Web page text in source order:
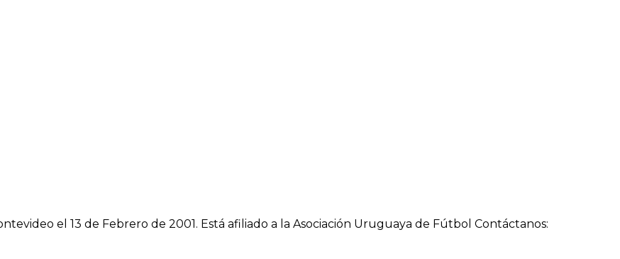
el 13 de Febrero de 2001. Está afiliado a la Asociación Uruguaya de Fútbol Contáctanos: